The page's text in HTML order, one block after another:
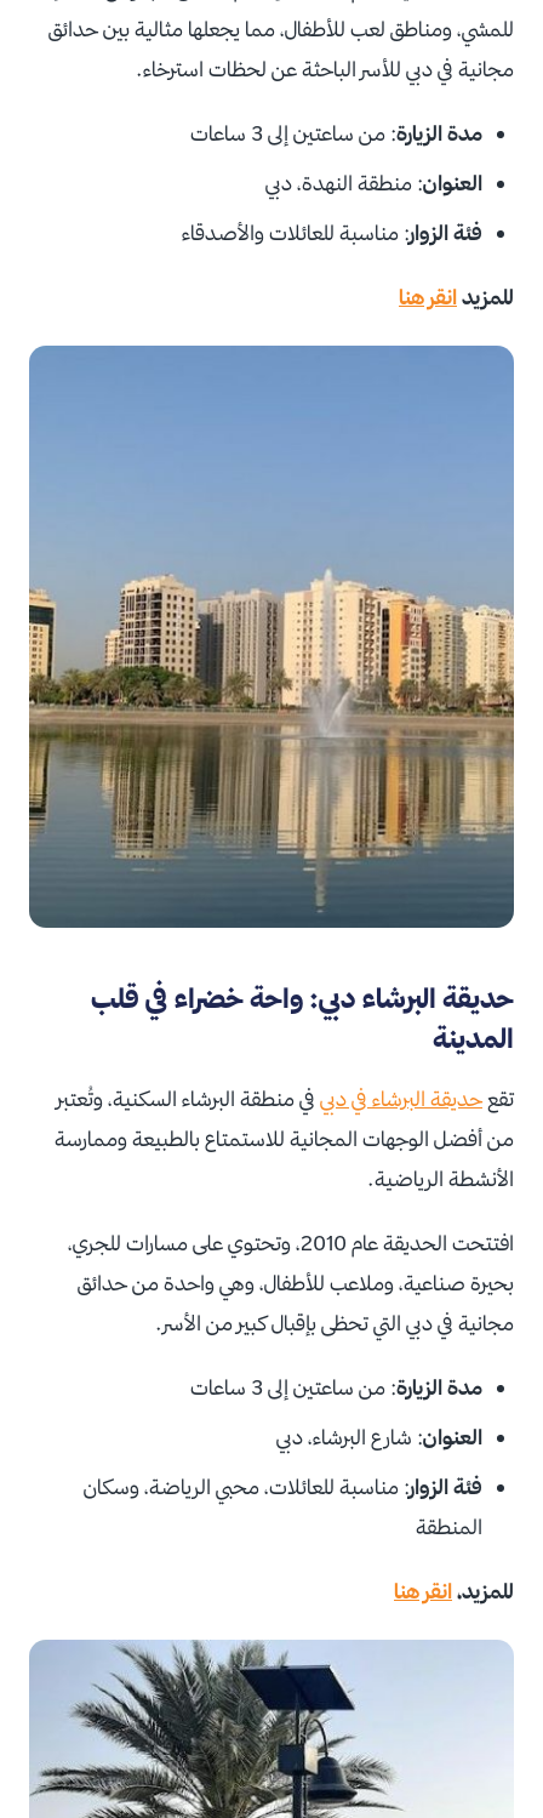
للمشي، ومناطق لعب للأطفال، مما يجعلها مثالية بين حدائق
مجانية في دبي للأسر الباحثة عن لحظات استرخاء.
مدة الزيارة: من ساعتين إلى 3 ساعات
العنوان: منطقة النهدة، دبي
فئة الزوار: مناسبة للعائلات والأصدقاء
للمزيدانقر هنا
حديقة البرشاء دبي: واحة خضراء في قلب
المدينة
تقعحديقة البرشاء في دبي في منطقة البرشاء السكنية، وتُعتبر
من أفضل الوجهات المجانية للاستمتاع بالطبيعة وممارسة
الأنشطة الرياضية.
افتتحت الحديقة عام 2010، وتحتوي على مسارات للجري،
بحيرة صناعية، وملاعب للأطفال، وهي واحدة من حدائق
مجانية في دبي التي تحظى بإقبال كبير من الأسر.
مدة الزيارة: من ساعتين إلى 3 ساعات
العنوان: شارع البرشاء، دبي
فئة الزوار: مناسبة للعائلات، محبي الرياضة، وسكان
المنطقة
للمزيد،انقر هنا